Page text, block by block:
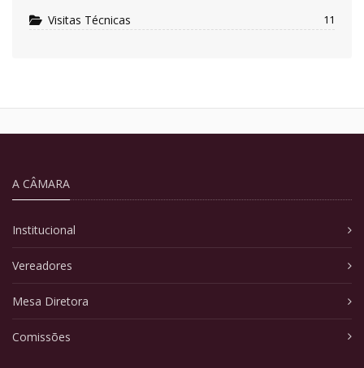
Visitas Técnicas 11
A CÂMARA
Institucional
Vereadores
Mesa Diretora
Comissões